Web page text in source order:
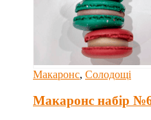
Макаронс, Солодощі
Макаронс набір